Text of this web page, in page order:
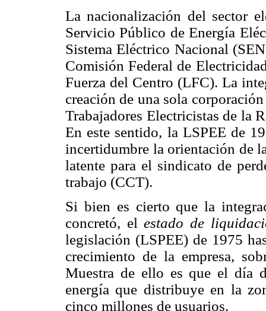
La nacionalización del sector
Servicio Público de Energía
Sistema Eléctrico Nacional
Comisión Federal de
Fuerza del Centro (LFC). La
creación de una sola
Trabajadores Electricistas de la
En este sentido, la LSPEE de
incertidumbre la orientación de
latente para el sindicato de
trabajo (CCT).
Si bien es cierto que la
concretó, elestado de
legislación (LSPEE) de 1975
crecimiento de la empresa,
Muestra de ello es que el día
energía que distribuye en la
cinco millones de usuarios.